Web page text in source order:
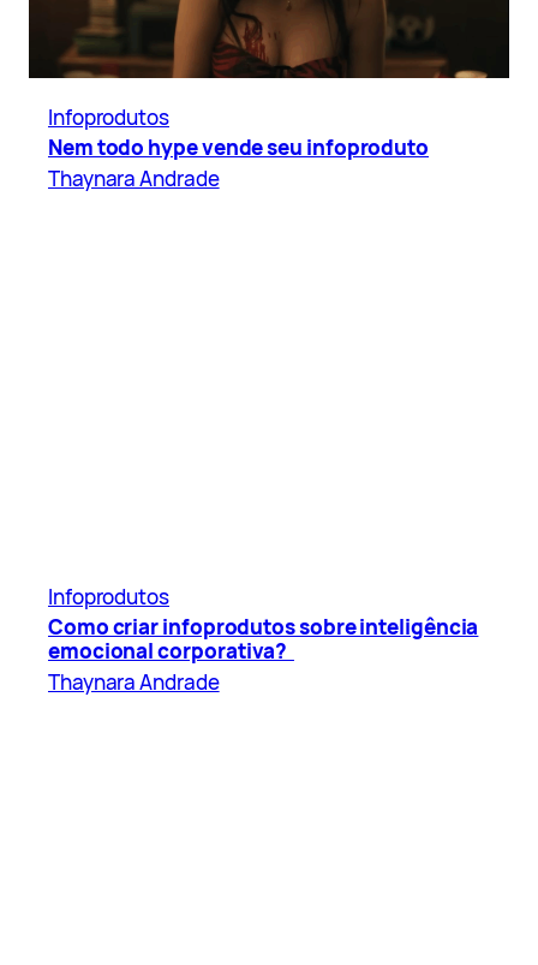
Infoprodutos
Nem todo hype vende seu infoproduto
Thaynara Andrade
Infoprodutos
Como criar infoprodutos sobre inteligência
emocional corporativa?
Thaynara Andrade